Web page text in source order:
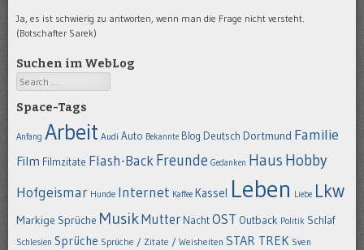
Ja, es ist schwierig zu antworten, wenn man die Frage nicht versteht.
(Botschafter Sarek)
Suchen im WebLog
Search
Space-Tags
Anfang Arbeit Audi Auto Bekannte Blog Deutsch Dortmund Familie
Film Filmzitate Flash-BackFreunde Gedanken Haus Hobby
Hofgeismar Hunde Internet Kaffee Kassel Leben Liebe Lkw
Markige Sprüche MusikMutter NachtOST Outback Politik Schlaf
Schlesien Sprüche Sprüche / Zitate / Weisheiten STAR TREK Sven